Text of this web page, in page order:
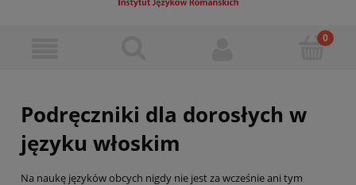
Podręczniki dla dorosłych w
języku włoskim
Na naukę języków obcych nigdy nie jest za wcześnie ani tym